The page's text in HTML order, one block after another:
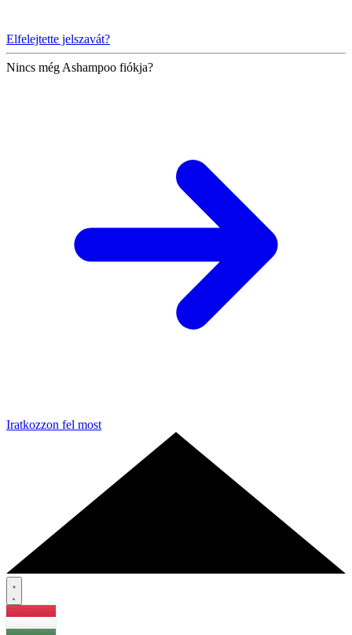
Elfelejtette jelszavát?
Nincs még Ashampoo fiókja?
Iratkozzon fel most